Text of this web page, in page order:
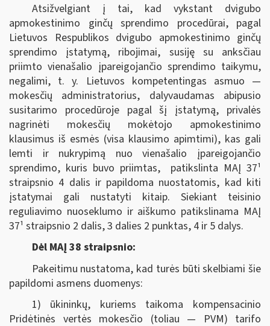
Atsižvelgiant į tai, kad vykstant dvigubo
apmokestinimo ginčų sprendimo procedūrai, pagal
Lietuvos Respublikos dvigubo apmokestinimo ginčų
sprendimo įstatymą, ribojimai, susiję su anksčiau
priimto vienašalio įpareigojančio sprendimo taikymu,
negalimi, t. y. Lietuvos kompetentingas asmuo —
mokesčių administratorius, dalyvaudamas abipusio
susitarimo procedūroje pagal šį įstatymą, privalės
nagrinėti mokesčių mokėtojo apmokestinimo
klausimus iš esmės (visa klausimo apimtimi), kas gali
lemti ir nukrypimą nuo vienašalio įpareigojančio
sprendimo, kuris buvo priimtas, patikslinta MAĮ 37¹
straipsnio 4 dalis ir papildoma nuostatomis, kad kiti
įstatymai gali nustatyti kitaip. Siekiant teisinio
reguliavimo nuoseklumo ir aiškumo patikslinama MAĮ
37¹ straipsnio 2 dalis, 3 dalies 2 punktas, 4 ir 5 dalys.
Dėl MAĮ 38 straipsnio:
Pakeitimu nustatoma, kad turės būti skelbiami šie
papildomi asmens duomenys:
1) ūkininkų, kuriems taikoma kompensacinio
Pridėtinės vertės mokesčio (toliau — PVM) tarifo